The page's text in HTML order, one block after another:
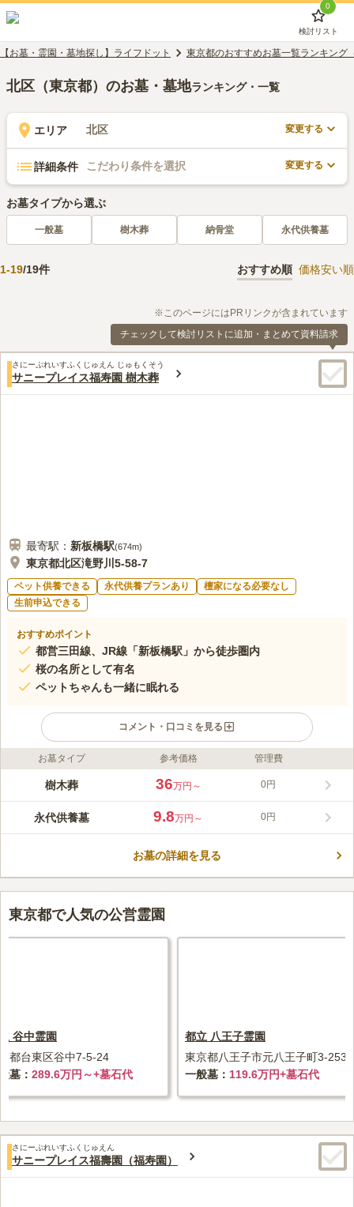
0
検討リスト
【お墓・霊園・墓地探し】ライフドット 東京都のおすすめお墓一覧ランキング
北区（東京都）のお墓・墓地ランキング・一覧
エリア 北区 変更する
詳細条件 こだわり条件を選択 変更する
お墓タイプから選ぶ
一般墓 樹木葬 納骨堂 永代供養墓
1-19/19件 おすすめ順 価格安い順
※このページにはPRリンクが含まれています
チェックして検討リストに追加・まとめて資料請求
さにーぷれいすふくじゅえん じゅもくそう
サニープレイス福寿園 樹木葬
最寄駅： 新板橋駅(674m)
東京都北区滝野川5-58-7
ペット供養できる 永代供養プランあり
檀家になる必要なし
生前申込できる
おすすめポイント
都営三田線、JR線「新板橋駅」から徒歩圏内
桜の名所として有名
ペットちゃんも一緒に眠れる
コメント・口コミを見る
ライフドット編集部のコメント
都営三田線「新板橋駅」から徒歩６分と駅からのアクセス良好な
参り後の散策も楽しめます。サニープレイス福寿園は、宗旨・宗
派は不問で、生前申込み可能なので、どなたでもご利用頂けま
らず安心できます。また、ペットちゃんと一緒に眠ることができ
みんなの評価
4.4 口コミ20件
30代男性
故人が桜が好きだったため桜がある霊園を探していました。都内
では難しいかなと思いましたが桜の有名な石神井川に隣接するこの霊園を
見つけることができました。今年の春にお墓参りに行きましたが見事な景
色でした。
お墓タイプ 参考価格 管理費
樹木葬 36万円～ 0円
永代供養墓 9.8万円～ 0円
お墓の詳細を見る
東京都で人気の公営霊園
谷中霊園
都台東区谷中7-5-24
墓
289.6万円～+墓石代
都立 八王子霊園
東京都八王子市元八王子町3-2536
一般墓
119.6万円+墓石代
さにーぷれいすふくじゅえん
サニープレイス福壽園（福寿園）